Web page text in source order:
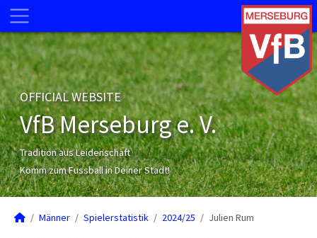
OFFICIAL WEBSITE
VfB Merseburg e. V.
Tradition aus Leidenschaft
Komm zum Fussball in Deiner Stadt!
Männer Spielerstatistik 2024/25 Julien Rum